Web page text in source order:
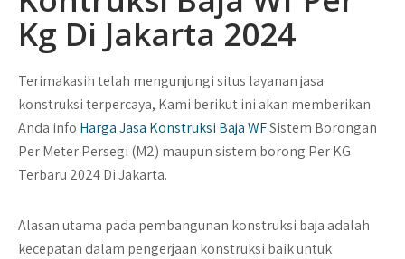
Kg Di Jakarta 2024
Terimakasih telah mengunjungi situs layanan jasa
konstruksi terpercaya, Kami berikut ini akan memberikan
Anda info Harga Jasa Konstruksi Baja WFSistem Borongan
Per Meter Persegi (M2) maupun sistem borong Per KG
Terbaru 2024 Di Jakarta.
Alasan utama pada pembangunan konstruksi baja adalah
kecepatan dalam pengerjaan konstruksi baik untuk